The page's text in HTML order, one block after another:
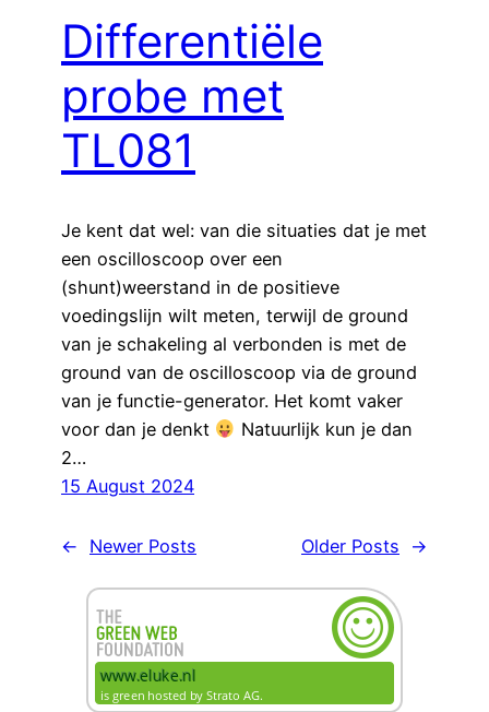
Differentiële
probe met
TL081
Je kent dat wel: van die situaties dat je met
een oscilloscoop over een
(shunt)weerstand in de positieve
voedingslijn wilt meten, terwijl de ground
van je schakeling al verbonden is met de
ground van de oscilloscoop via de ground
van je functie-generator. Het komt vaker
voor dan je denkt
Natuurlijk kun je dan
2…
15 August 2024
← Newer Posts Older Posts →